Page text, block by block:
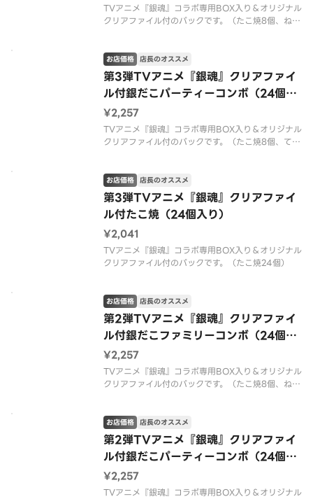
TVアニメ『銀魂』コラボ専用BOX入り＆オリジナル
クリアファイル付のパックです。（たこ焼8個、ねぎ
第3弾TVアニメ『銀魂』クリアファイ
ル付銀だこパーティーコンボ（24個入
り）
お店価格 店長のオススメ
¥2,257
TVアニメ『銀魂』コラボ専用BOX入り＆オリジナル
クリアファイル付のパックです。（たこ焼8個、てり
第3弾TVアニメ『銀魂』クリアファイ
ル付たこ焼（24個入り）
お店価格 店長のオススメ
¥2,041
TVアニメ『銀魂』コラボ専用BOX入り＆オリジナル
クリアファイル付のパックです。（たこ焼24個）
第2弾TVアニメ『銀魂』クリアファイ
ル付銀だこファミリーコンボ（24個入
り）
お店価格 店長のオススメ
¥2,257
TVアニメ『銀魂』コラボ専用BOX入り＆オリジナル
クリアファイル付のパックです。（たこ焼8個、ねぎ
第2弾TVアニメ『銀魂』クリアファイ
ル付銀だこパーティーコンボ（24個入
り）
お店価格 店長のオススメ
¥2,257
TVアニメ『銀魂』コラボ専用BOX入り＆オリジナル